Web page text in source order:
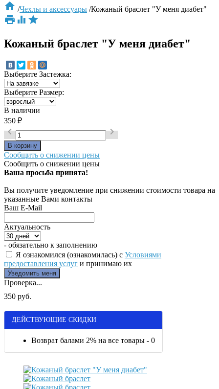
 /Чехлы и аксессуары /Кожаный браслет "У меня диабет"
  
Кожаный браслет "У меня диабет"
Выберите Застежка:
Выберите Размер:
В наличии
350 ₽
 
Сообщить о снижении цены
Сообщить о снижении цены
Ваша просьба принята!
Вы получите уведомление при снижении стоимости товара на
указанные Вами контакты
Ваш E-Mail
Актуальность
- обязательно к заполнению
Я ознакомился (ознакомилась) с Условиями
предоставления услуг и принимаю их
Проверка...
350 руб.
ДЕЙСТВУЮЩИЕ СКИДКИ
Возврат балами 2% на все товары - 0